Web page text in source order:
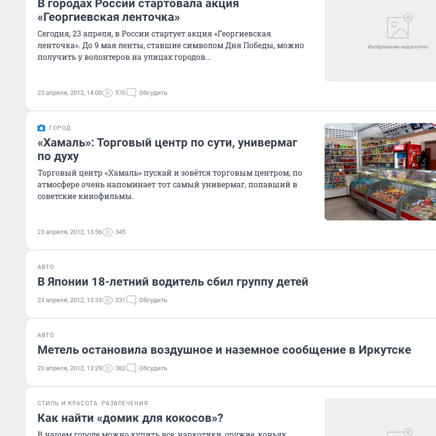
В городах России стартовала акция
«Георгиевская ленточка»
Сегодня, 23 апреля, в России стартует акция «Георгиевская
ленточка». До 9 мая ленты, ставшие символом Дня Победы, можно
получить у волонтеров на улицах городов...
23 апреля, 2012, 14:00 570 Обсудить
ГОРОД
«Хамаль»: Торговый центр по сути, универмаг
по духу
Торговый центр «Хамаль» пускай и зовётся торговым центром, по
атмосфере очень напоминает тот самый универмаг, попавший в
советские кинофильмы.
23 апреля, 2012, 13:56 345
АВТО
В Японии 18-летний водитель сбил группу детей
23 апреля, 2012, 13:33 231 Обсудить
АВТО
Метель остановила воздушное и наземное сообщение в Иркутске
23 апреля, 2012, 13:29 382 Обсудить
СТИЛЬ И КРАСОТА РАЗВЛЕЧЕНИЯ
Как найти «домик для кокосов»?